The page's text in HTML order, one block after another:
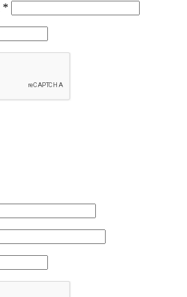
*